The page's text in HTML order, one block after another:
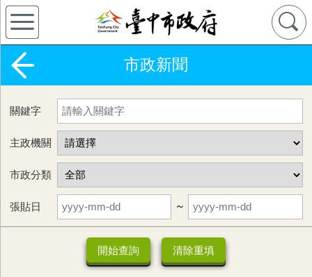
市政新聞
關鍵字
主政機關
市政分類
張貼日 ~